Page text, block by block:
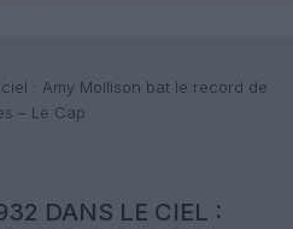
: Amy Mollison bat le record de
– Le Cap
DANS LE CIEL :